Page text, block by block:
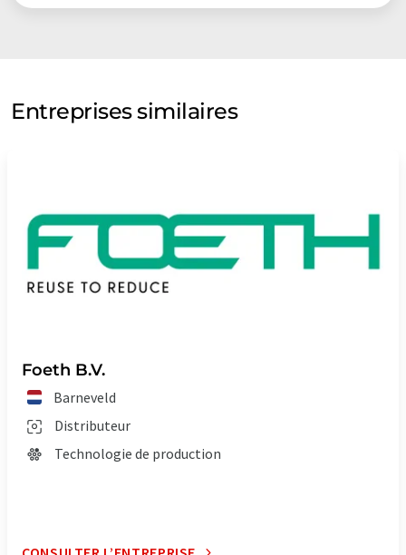
Entreprises similaires
Foeth B.V.
Barneveld
Distributeur
Technologie de production